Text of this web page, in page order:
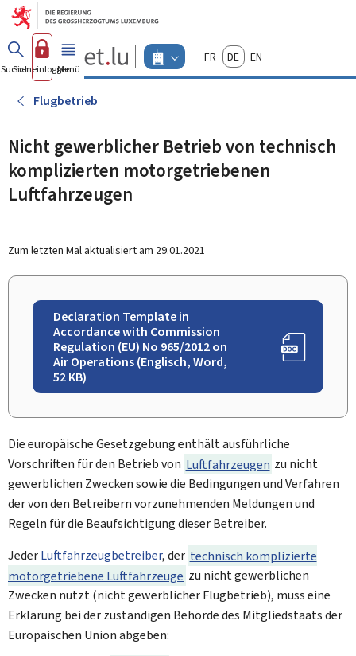
Zum Hauptmenü
Zum Inhalt
Guichet.lu
Changer
d'espace
actif
FrançaisDeutschEnglish
Suchen
Sich einloggen
Menü Haupt-
Flugbetrieb
Nicht gewerblicher Betrieb von technisch
komplizierten motorgetriebenen
Luftfahrzeugen
Zum letzten Mal aktualisiert am 29.01.2021
Declaration Template in
Accordance with Commission
Regulation (EU) No 965/2012 on
Air Operations (Englisch, Word,
52 KB)
Die europäische Gesetzgebung enthält ausführliche
Vorschriften für den Betrieb von Luftfahrzeugen zu nicht
gewerblichen Zwecken sowie die Bedingungen und Verfahren
der von den Betreibern vorzunehmenden Meldungen und
Regeln für die Beaufsichtigung dieser Betreiber.
JederLuftfahrzeugbetreiber, der technisch komplizierte
motorgetriebene Luftfahrzeuge zu nicht gewerblichen
Zwecken nutzt (nicht gewerblicher Flugbetrieb), muss eine
Erklärung bei der zuständigen Behörde des Mitgliedstaats der
Europäischen Union abgeben: